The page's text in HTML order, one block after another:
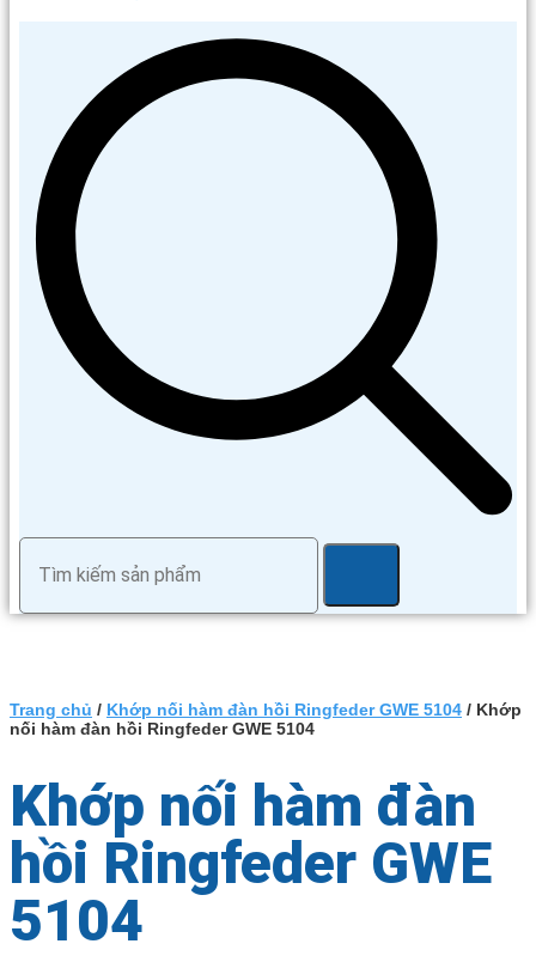
Trang chủ / Khớp nối hàm đàn hồi Ringfeder GWE 5104 / Khớp
nối hàm đàn hồi Ringfeder GWE 5104
Khớp nối hàm đàn
hồi Ringfeder GWE
5104